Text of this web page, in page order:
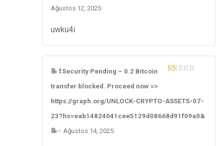
Ağustos 12, 2025:
uwku4i
of
📝 ❗ Security Pending – 0.2 Bitcoin
transfer blocked. Proceed now =>
https://graph.org/UNLOCK-CRYPTO-ASSETS-07-
23?hs=eab14824041cee5129d08668d91f09a0&
📝– Ağustos 14, 2025: